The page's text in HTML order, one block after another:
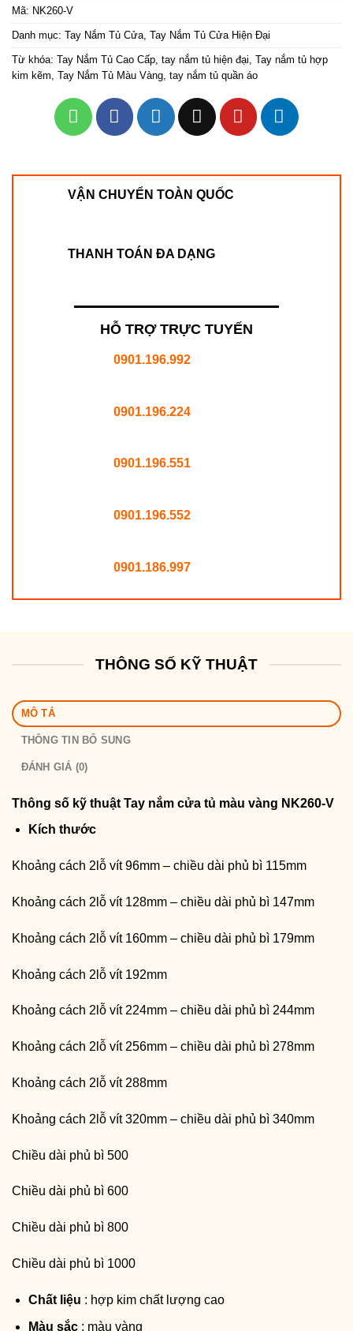
Mã: NK260-V
Danh mục: Tay Nắm Tủ Cửa, Tay Nắm Tủ Cửa Hiện Đại
Từ khóa: Tay Nắm Tủ Cao Cấp, tay nắm tủ hiện đại, Tay nắm tủ hợp
kim kẽm, Tay Nắm Tủ Màu Vàng, tay nắm tủ quần áo
VẬN CHUYỂN TOÀN QUỐC
THANH TOÁN ĐA DẠNG
HỖ TRỢ TRỰC TUYẾN
0901.196.992
0901.196.224
0901.196.551
0901.196.552
0901.186.997
THÔNG SỐ KỸ THUẬT
MÔ TẢ
THÔNG TIN BỔ SUNG
ĐÁNH GIÁ (0)
Thông số kỹ thuậtTay nắm cửa tủ màu vàng NK260-V
Kích thước
Khoảng cách 2lỗ vít 96mm – chiều dài phủ bì 115mm
Khoảng cách 2lỗ vít 128mm – chiều dài phủ bì 147mm
Khoảng cách 2lỗ vít 160mm – chiều dài phủ bì 179mm
Khoảng cách 2lỗ vít 192mm
Khoảng cách 2lỗ vít 224mm – chiều dài phủ bì 244mm
Khoảng cách 2lỗ vít 256mm – chiều dài phủ bì 278mm
Khoảng cách 2lỗ vít 288mm
Khoảng cách 2lỗ vít 320mm – chiều dài phủ bì 340mm
Chiều dài phủ bì 500
Chiều dài phủ bì 600
Chiều dài phủ bì 800
Chiều dài phủ bì 1000
Chất liệu : hợp kim chất lượng cao
Màu sắc: màu vàng